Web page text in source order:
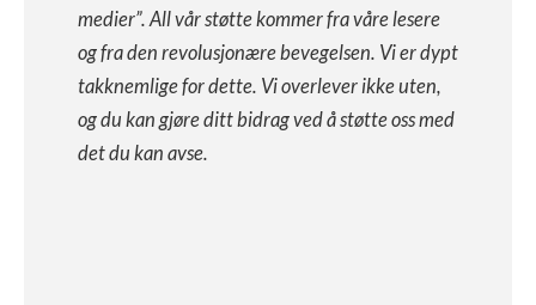
medier”. All vår støtte kommer fra våre lesere
og fra den revolusjonære bevegelsen. Vi er dypt
takknemlige for dette. Vi overlever ikke uten,
og du kan gjøre ditt bidrag ved å støtte oss med
det du kan avse.